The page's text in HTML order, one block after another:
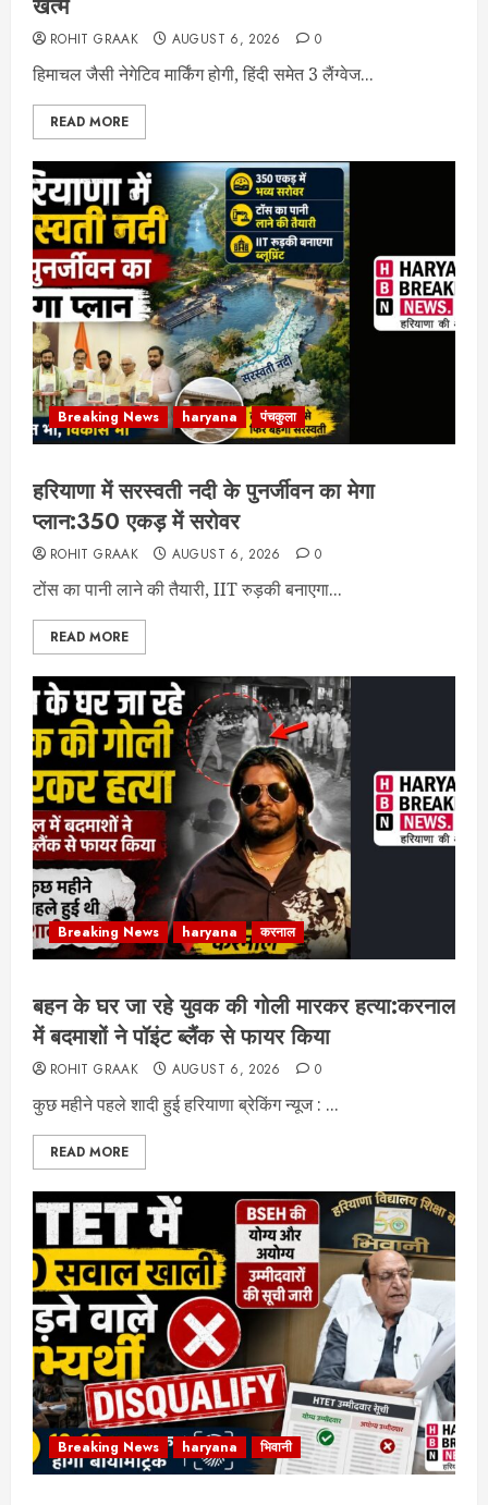
खत्म
ROHIT GRAAK AUGUST 6, 2026 0
हिमाचल जैसी नेगेटिव मार्किंग होगी, हिंदी समेत 3 लैंग्वेज...
READ MORE
Breaking News haryana पंचकुला
हरियाणा में सरस्वती नदी के पुनर्जीवन का मेगा
प्लान:350 एकड़ में सरोवर
ROHIT GRAAK AUGUST 6, 2026 0
टोंस का पानी लाने की तैयारी, IIT रुड़की बनाएगा...
READ MORE
Breaking News haryana करनाल
बहन के घर जा रहे युवक की गोली मारकर हत्या:करनाल
में बदमाशों ने पॉइंट ब्लैंक से फायर किया
ROHIT GRAAK AUGUST 6, 2026 0
कुछ महीने पहले शादी हुई हरियाणा ब्रेकिंग न्यूज : ...
READ MORE
Breaking News haryana भिवानी